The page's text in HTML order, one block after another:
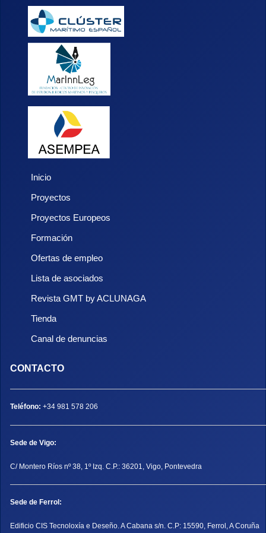
Inicio
Proyectos
Proyectos Europeos
Formación
Ofertas de empleo
Lista de asociados
Revista GMT by ACLUNAGA
Tienda
Canal de denuncias
CONTACTO
Teléfono: +34 981 578 206
Sede de Vigo:
C/ Montero Ríos nº 38, 1º Izq. C.P.: 36201, Vigo, Pontevedra
Sede de Ferrol:
Edificio CIS Tecnoloxía e Deseño. A Cabana s/n. C.P: 15590, Ferrol, A Coruña